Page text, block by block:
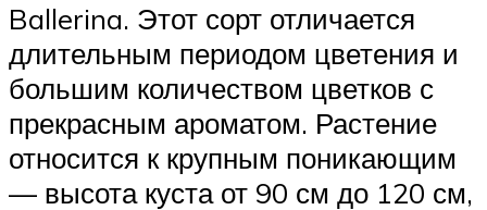
Ballerina. Этот сорт отличается
длительным периодом цветения и
большим количеством цветков с
прекрасным ароматом. Растение
относится к крупным поникающим
— высота куста от 90 см до 120 см,